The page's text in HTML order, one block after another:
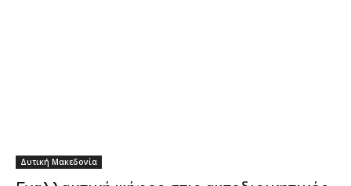
Δυτική Μακεδονία